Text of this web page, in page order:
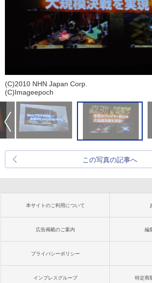
(C)2010 NHN Japan Corp.
(C)Imageepoch
この写真の記事へ
本サイトのご利用について
広告掲載のご案内 編
プライバシーポリシー
インプレスグループ 特定商